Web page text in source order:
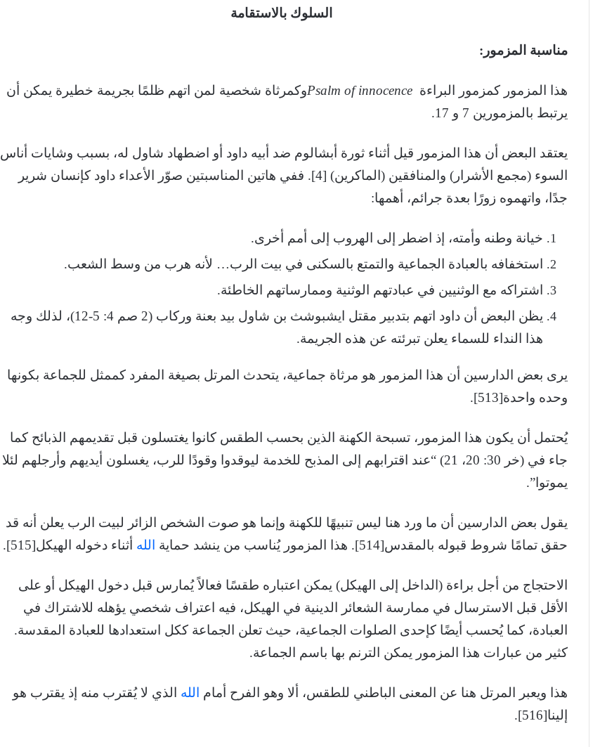
السلوك بالاستقامة
مناسبة المزمور:
هذا المزمور كمزمور البراءة
وكمرثاة شخصية لمن اتهم ظلمًا بجريمة خطيرة يمكن أن
يرتبط بالمزمورين 7 و 17.
يعتقد البعض أن هذا المزمور قيل أثناء ثورة أبشالوم ضد أبيه داود أو اضطهاد شاول له، بسبب وشايات أناس
السوء (مجمع الأشرار) والمنافقين (الماكرين) [4]. ففي هاتين المناسبتين صوّر الأعداء داود كإنسان شرير
جدًا، واتهموه زورًا بعدة جرائم، أهمها:
خيانة وطنه وأمته، إذ اضطر إلى الهروب إلى أمم أخرى.
استخفافه بالعبادة الجماعية والتمتع بالسكنى في بيت الرب… لأنه هرب من وسط الشعب.
اشتراكه مع الوثنيين في عبادتهم الوثنية وممارساتهم الخاطئة.
يظن البعض أن داود اتهم بتدبير مقتل ايشبوشث بن شاول بيد بعنة وركاب (2 صم 4: 5-12)، لذلك وجه
هذا النداء للسماء يعلن تبرئته عن هذه الجريمة.
يرى بعض الدارسين أن هذا المزمور هو مرثاة جماعية، يتحدث المرتل بصيغة المفرد كممثل للجماعة بكونها
وحده واحدة[513].
يُحتمل أن يكون هذا المزمور، تسبحة الكهنة الذين بحسب الطقس كانوا يغتسلون قبل تقديمهم الذبائح كما
جاء في (خر 30: 20، 21) “عند اقترابهم إلى المذبح للخدمة ليوقدوا وقودًا للرب، يغسلون أيديهم وأرجلهم لئلا
يموتوا”.
يقول بعض الدارسين أن ما ورد هنا ليس تنبيهًا للكهنة وإنما هو صوت الشخص الزائر لبيت الرب يعلن أنه قد
حقق تمامًا شروط قبوله بالمقدس[514]. هذا المزمور يُناسب من ينشد حماية
الله أثناء دخوله الهيكل[515].
الاحتجاج من أجل براءة (الداخل إلى الهيكل) يمكن اعتباره طقسًا فعالاً يُمارس قبل دخول الهيكل أو على
الأقل قبل الاسترسال في ممارسة الشعائر الدينية في الهيكل، فيه اعتراف شخصي يؤهله للاشتراك في
العبادة، كما يُحسب أيضًا كإحدى الصلوات الجماعية، حيث تعلن الجماعة ككل استعدادها للعبادة المقدسة.
كثير من عبارات هذا المزمور يمكن الترنم بها باسم الجماعة.
هذا ويعبر المرتل هنا عن المعنى الباطني للطقس، ألا وهو الفرح أمام الله الذي لا يُقترب منه إذ يقترب هو
إلينا[516].